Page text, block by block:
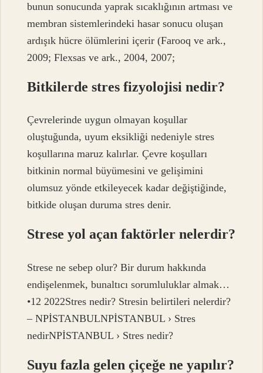
bunun sonucunda yaprak sıcaklığının artması ve
membran sistemlerindeki hasar sonucu oluşan
ardışık hücre ölümlerini içerir (Farooq ve ark.,
2009; Flexsas ve ark., 2004, 2007;
Bitkilerde stres fizyolojisi nedir?
Çevrelerinde uygun olmayan koşullar
oluştuğunda, uyum eksikliği nedeniyle stres
koşullarına maruz kalırlar. Çevre koşulları
bitkinin normal büyümesini ve gelişimini
olumsuz yönde etkileyecek kadar değiştiğinde,
bitkide oluşan duruma stres denir.
Strese yol açan faktörler nelerdir?
Strese ne sebep olur? Bir durum hakkında
endişelenmek, bunaltıcı sorumluluklar almak…
•12 2022Stres nedir? Stresin belirtileri nelerdir?
– NPİSTANBULNPİSTANBUL › Stres
nedirNPİSTANBUL › Stres nedir?
Suyu fazla gelen çiçeğe ne yapılır?